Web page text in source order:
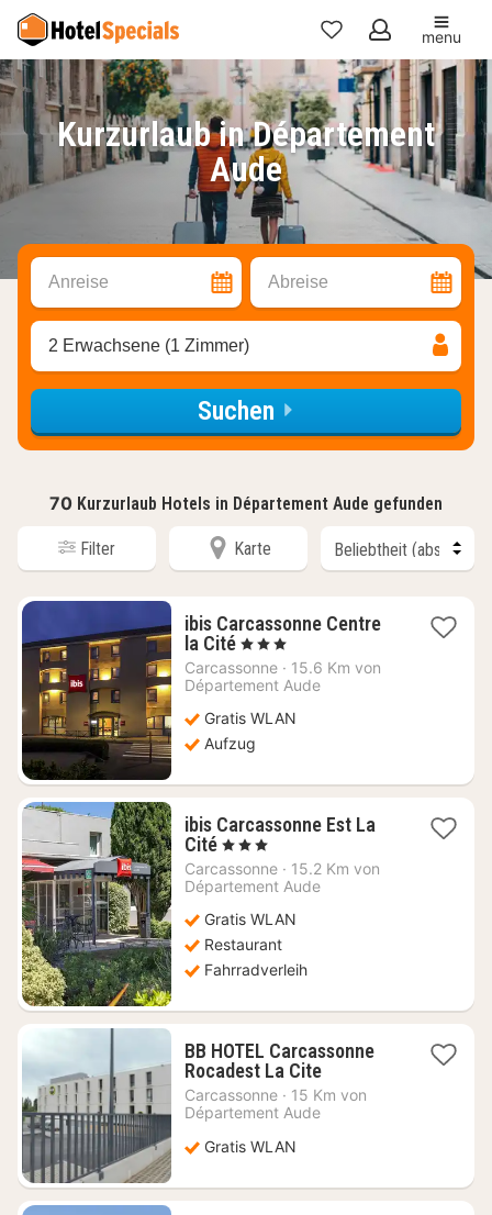
Meine
Favoriten
menu
Kurzurlaub in Département
Aude
Anreise Abreise
2 Erwachsene (1 Zimmer)
Suchen
70 Kurzurlaub Hotels in Département Aude gefunden
Filter Karte
ibis Carcassonne Centre
la Cité1
Nacht
ab
€
, 3 Sterne
Carcassonne · 15.6 Km von
Département Aude
Gratis WLAN
Aufzug
ibis Carcassonne Est La
Cité1
Nacht
ab
€
, 3 Sterne
Carcassonne · 15.2 Km von
Département Aude
Gratis WLAN
Restaurant
Fahrradverleih
BB HOTEL Carcassonne
Rocadest La Cite1
Nacht
ab
Carcassonne · 15 Km von
Département Aude
Gratis WLAN